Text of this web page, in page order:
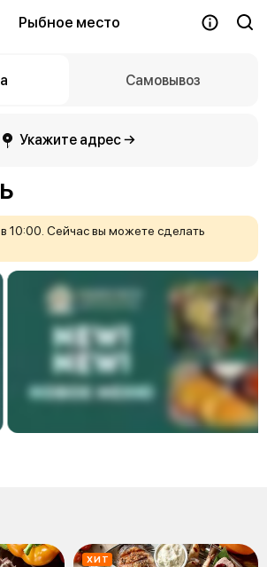
Рыбное место
Самовывоз
Укажите адрес →
в 10:00. Сейчасвы можете сделать
ХИТ